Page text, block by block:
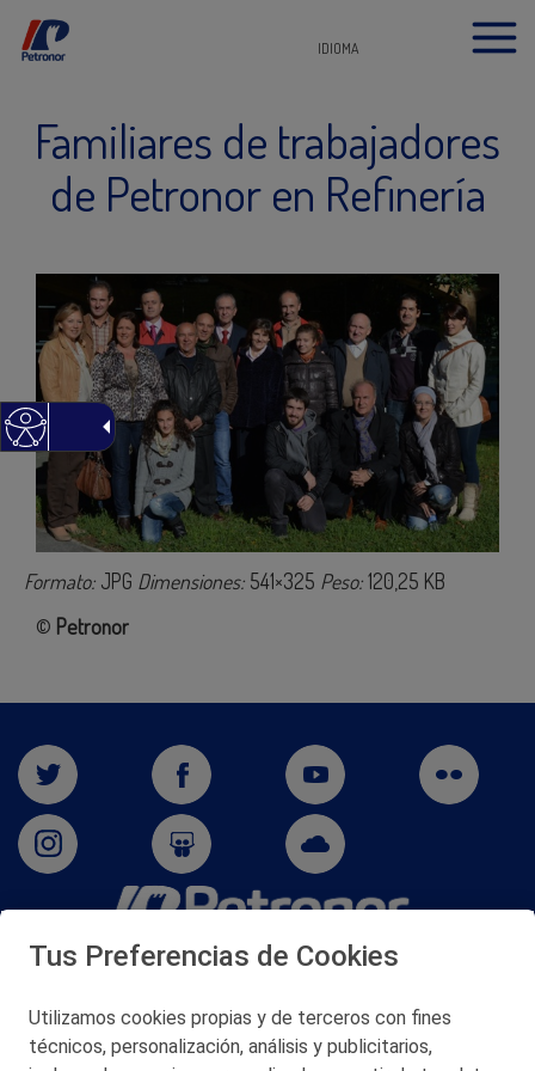
IDIOMA
Familiares de trabajadores
de Petronor en Refinería
Formato: JPG Dimensiones: 541×325 Peso:120,25 KB
© Petronor
San Martín 5-Edificio Muñatones,
© 2026 Petronor S.A.
Tus Preferencias de Cookies
Utilizamos cookies propias y de terceros con fines
técnicos, personalización, análisis y publicitarios,